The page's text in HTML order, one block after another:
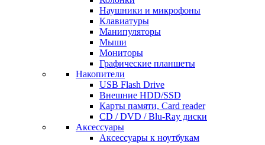
Наушники и микрофоны
Клавиатуры
Манипуляторы
Мыши
Мониторы
Графические планшеты
Накопители
USB Flash Drive
Внешние HDD/SSD
Карты памяти, Card reader
CD / DVD / Blu-Ray диски
Аксессуары
Аксессуары к ноутбукам